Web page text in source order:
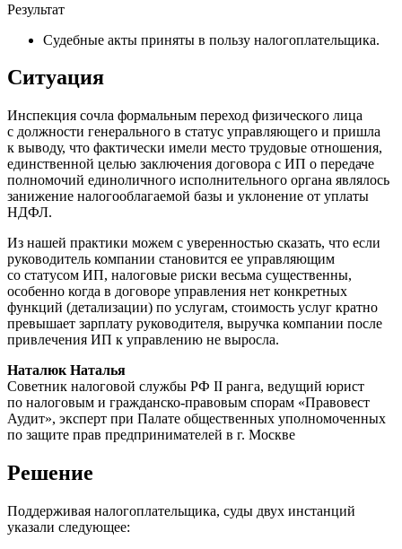
Результат
Судебные акты приняты в пользу налогоплательщика.
Ситуация
Инспекция сочла формальным переход физического лица
с должности генерального в статус управляющего и пришла
к выводу, что фактически имели место трудовые отношения,
единственной целью заключения договора с ИП о передаче
полномочий единоличного исполнительного органа являлось
занижение налогооблагаемой базы и уклонение от уплаты
НДФЛ.
Из нашей практики можем с уверенностью сказать, что если
руководитель компании становится ее управляющим
со статусом ИП, налоговые риски весьма существенны,
особенно когда в договоре управления нет конкретных
функций (детализации) по услугам, стоимость услуг кратно
превышает зарплату руководителя, выручка компании после
привлечения ИП к управлению не выросла.
Наталюк Наталья
Советник налоговой службы РФ II ранга, ведущий юрист
по налоговым и гражданско-правовым спорам «Правовест
Аудит», эксперт при Палате общественных уполномоченных
по защите прав предпринимателей в г. Москве
Решение
Поддерживая налогоплательщика, суды двух инстанций
указали следующее: